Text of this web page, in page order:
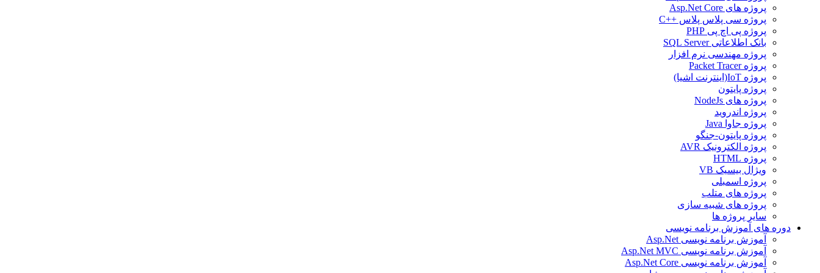
پروژه های Asp.Net Core
پروژه سی پلاس پلاس ++C
پروژه پی اچ پی PHP
بانک اطلاعاتی SQL Server
پروژه مهندسی نرم افزار
پروژه Packet Tracer
پروژه IoT(اینترنت اشیا)
پروژه پایتون
پروژه های NodeJs
پروژه اندروید
پروژه جاوا Java
پروژه پایتون-جنگو
پروژه الکترونیک AVR
پروژه HTML
ویژال بیسیک VB
پروژه اسمبلی
پروژه های متلب
پروژه های شبیه سازی
سایر پروژه ها
دوره های آموزش برنامه نویسی
آموزش برنامه نویسی Asp.Net
آموزش برنامه نویسی Asp.Net MVC
آموزش برنامه نویسی Asp.Net Core